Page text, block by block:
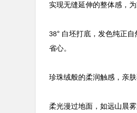
实现无缝延伸的整体感，
38° 白坯打底，发色纯正
省心。
珍珠绒般的柔润触感，亲
柔光漫过地面，如远山晨